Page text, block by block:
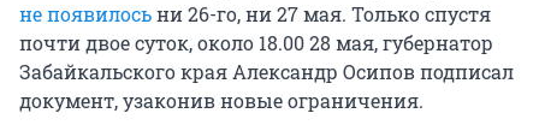
не появилосьни 26-го, ни 27 мая. Только спустя
почти двое суток, около 18.00 28 мая, губернатор
Забайкальского края Александр Осипов подписал
документ, узаконив новые ограничения.